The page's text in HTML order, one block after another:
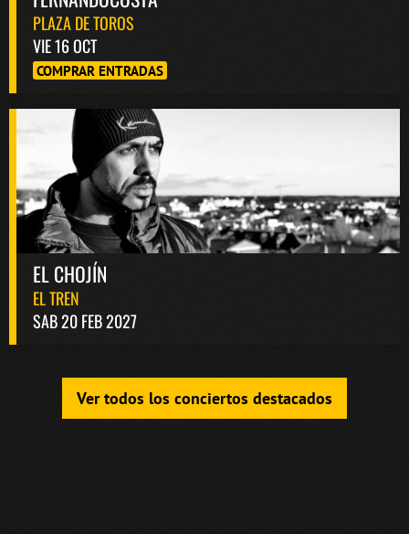
PLAZA DE TOROS
VIE 16 OCT
COMPRAR ENTRADAS
EL CHOJÍN
EL TREN
SAB 20 FEB 2027
Ver todos los conciertos destacados